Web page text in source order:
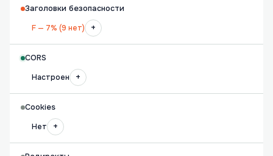
Заголовки безопасности
F — 7% (9 нет)
+
CORS
Настроен
+
Cookies
Нет
+